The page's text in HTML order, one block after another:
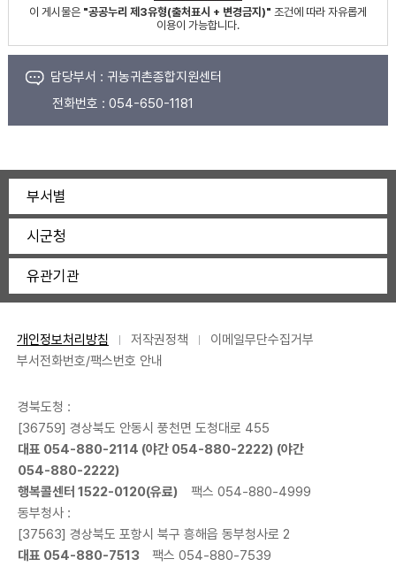
이 게시물은 "공공누리 제3유형(출처표시 + 변경금지)" 조건에 따라 자유롭게
이용이 가능합니다.
담당부서 : 귀농귀촌종합지원센터
전화번호 : 054-650-1181
부서별
시군청
유관기관
개인정보처리방침 저작권정책
이메일무단수집거부
부서전화번호/팩스번호 안내
경북도청 :
[36759] 경상북도 안동시 풍천면 도청대로 455
대표 054-880-2114 (야간 054-880-2222) (야간
054-880-2222)
행복콜센터 1522-0120(유료)
팩스 054-880-4999
동부청사 :
[37563] 경상북도 포항시 북구 흥해읍 동부청사로 2
대표 054-880-7513 팩스 054-880-7539